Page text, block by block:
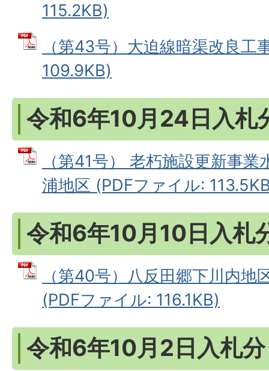
115.2KB)
（第43号）大迫線暗渠改良工
109.9KB)
令和6年10月24日入札
（第41号） 老朽施設更新事
浦地区 (PDFファイル:
令和6年10月10日入札
（第40号）八反田郷下川内地
(PDFファイル: 116.1KB)
令和6年10月2日入札分